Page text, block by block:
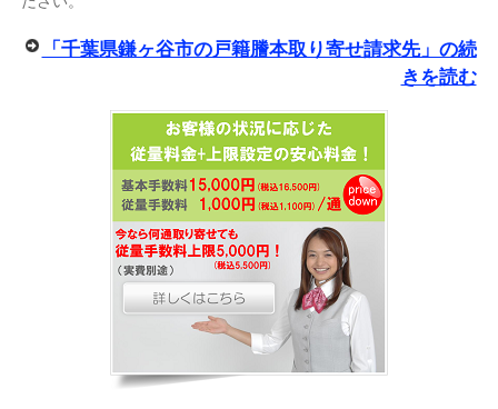
「千葉県鎌ヶ谷市の戸籍謄本取り寄せ請求先」の続
きを読む